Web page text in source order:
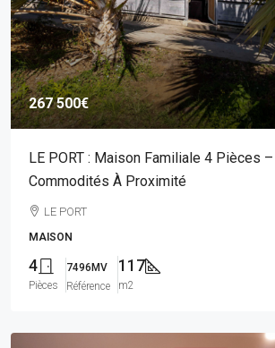
267 500€
LE PORT : Maison Familiale 4 Pièces
Commodités À Proximité
LE PORT
MAISON
4
Pièces
7496MV
Référence
117
m2